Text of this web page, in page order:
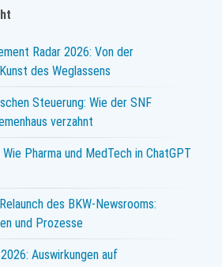
Radar 2026: Von der
des Weglassens
Steuerung: Wie der SNF
verzahnt
Pharma und MedTech in ChatGPT
des BKW-Newsrooms:
und Prozesse
Auswirkungen auf